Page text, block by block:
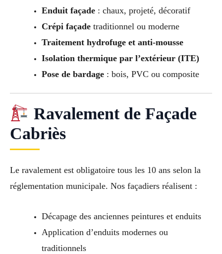
Enduit façade: chaux, projeté, décoratif
Crépi façadetraditionnel ou moderne
Traitement hydrofuge et anti-mousse
Isolation thermique par l’extérieur (ITE)
Pose de bardage: bois, PVC ou composite
Ravalement de Façade
Cabriès
Le ravalement est obligatoire tous les 10 ans selon la
réglementation municipale. Nos façadiers réalisent :
Décapage des anciennes peintures et enduits
Application d’enduits modernes ou
traditionnels